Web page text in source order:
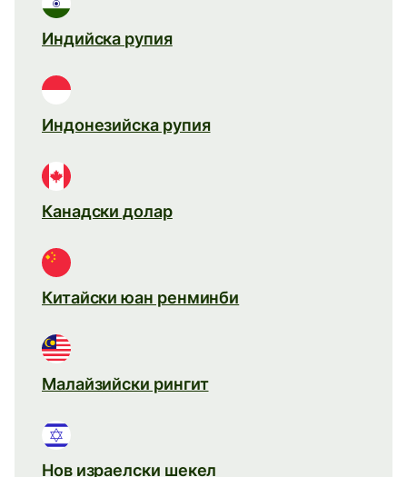
Индийска рупия
Индонезийска рупия
Канадски долар
Китайски юан ренминби
Малайзийски рингит
Нов израелски шекел